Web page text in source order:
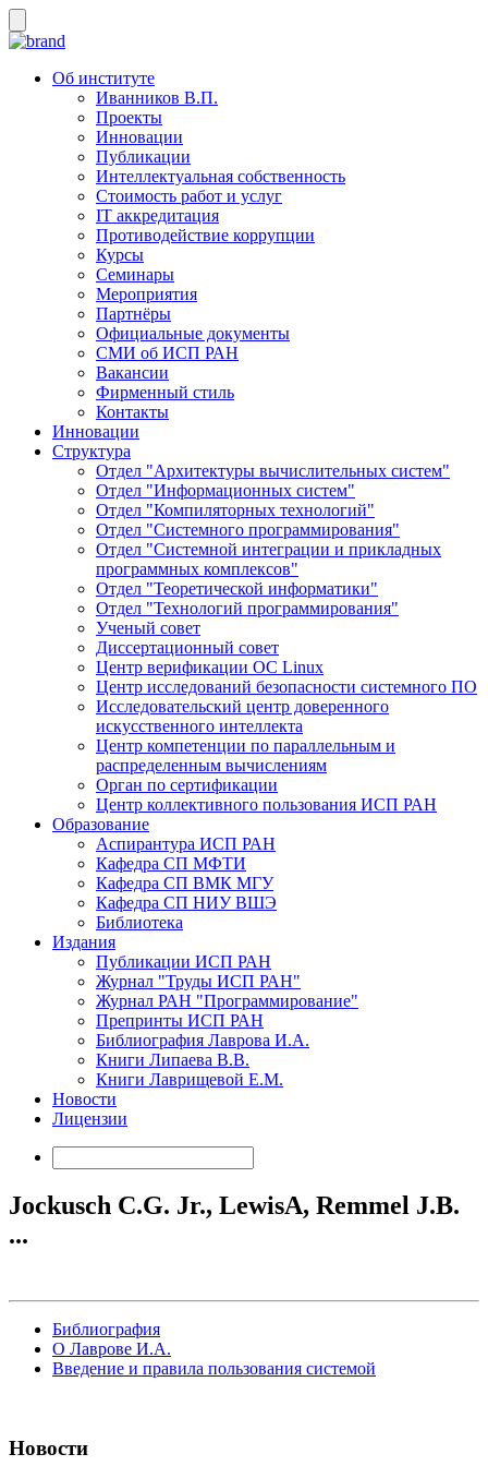
Об институте
Иванников В.П.
Проекты
Инновации
Публикации
Интеллектуальная собственность
Стоимость работ и услуг
IT аккредитация
Противодействие коррупции
Курсы
Семинары
Мероприятия
Партнёры
Официальные документы
СМИ об ИСП РАН
Вакансии
Фирменный стиль
Контакты
Инновации
Структура
Отдел "Архитектуры вычислительных систем"
Отдел "Информационных систем"
Отдел "Компиляторных технологий"
Отдел "Системного программирования"
Отдел "Системной интеграции и прикладных
программных комплексов"
Отдел "Теоретической информатики"
Отдел "Технологий программирования"
Ученый совет
Диссертационный совет
Центр верификации ОС Linux
Центр исследований безопасности системного ПО
Исследовательский центр доверенного
искусственного интеллекта
Центр компетенции по параллельным и
распределенным вычислениям
Орган по сертификации
Центр коллективного пользования ИСП РАН
Образование
Аспирантура ИСП РАН
Кафедра СП МФТИ
Кафедра СП ВМК МГУ
Кафедра СП НИУ ВШЭ
Библиотека
Издания
Публикации ИСП РАН
Журнал "Труды ИСП РАН"
Журнал РАН "Программирование"
Препринты ИСП РАН
Библиография Лаврова И.А.
Книги Липаева В.В.
Книги Лаврищевой Е.М.
Новости
Лицензии
Jockusch C.G. Jr., LewisA, Remmel J.B.
...
Библиография
О Лаврове И.А.
Введение и правила пользования системой
Новости